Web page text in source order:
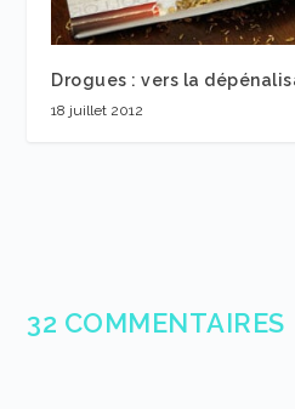
Drogues : vers la
18 juillet 2012
32 COMMENTAIRES